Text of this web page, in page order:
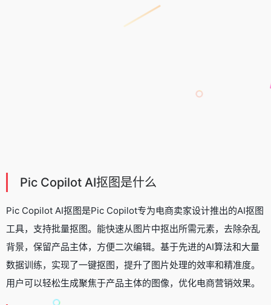
Pic Copilot AI抠图是什么
Pic Copilot AI抠图是Pic Copilot专为电商卖家设计推出的AI抠图
工具，支持批量抠图。能快速从图片中抠出所需元素，去除杂乱
背景，保留产品主体，方便二次编辑。基于先进的AI算法和大量
数据训练，实现了一键抠图，提升了图片处理的效率和精准度。
用户可以轻松生成聚焦于产品主体的图像，优化电商营销效果。